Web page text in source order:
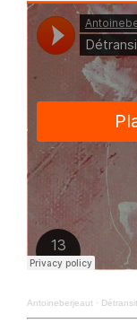
Antoineberjeaut ·